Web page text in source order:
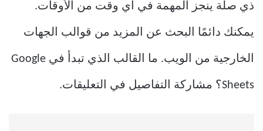
ذي صلة ينجز المهمة في أي وقت من الأوقات.
يمكنك دائمًا البحث عن المزيد من قوالب الجهات
الخارجية من الويب. ما القالب الذي تبدأ في Google
Sheets؟ مشاركة التفاصيل في التعليقات.